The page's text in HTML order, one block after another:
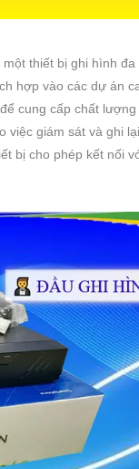
một thiết bị ghi hình
hợp vào các dự án
cung cấp chất
việc giám sát và ghi
bị cho phép kết nối